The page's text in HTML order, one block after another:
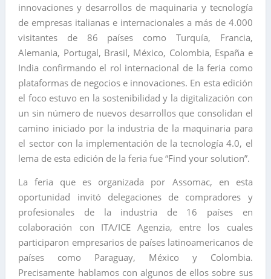
innovaciones y desarrollos de maquinaria y tecnología
de empresas italianas e internacionales a más de 4.000
visitantes de 86 países como Turquía, Francia,
Alemania, Portugal, Brasil, México, Colombia, España e
India confirmando el rol internacional de la feria como
plataformas de negocios e innovaciones. En esta edición
el foco estuvo en la sostenibilidad y la digitalización con
un sin número de nuevos desarrollos que consolidan el
camino iniciado por la industria de la maquinaria para
el sector con la implementación de la tecnología 4.0, el
lema de esta edición de la feria fue “Find your solution”.
La feria que es organizada por Assomac, en esta
oportunidad invitó delegaciones de compradores y
profesionales de la industria de 16 países en
colaboración con ITA/ICE Agenzia, entre los cuales
participaron empresarios de países latinoamericanos de
países como Paraguay, México y Colombia.
Precisamente hablamos con algunos de ellos sobre sus